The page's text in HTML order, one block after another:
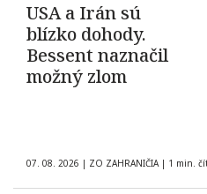
USA a Irán sú
blízko dohody.
Bessent naznačil
možný zlom
07. 08. 2026 | ZO ZAHRANIČIA | 1 min.